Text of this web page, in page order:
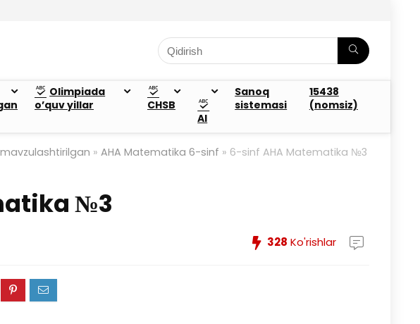
Olimpiada
o’quv yillar
CHSB
AI
Sanoq
sistemasi
15438
(nomsiz)
» AHA Matematika 6-sinf » 6-sinf AHA Matematika №3
№3
328 Ko'rishlar